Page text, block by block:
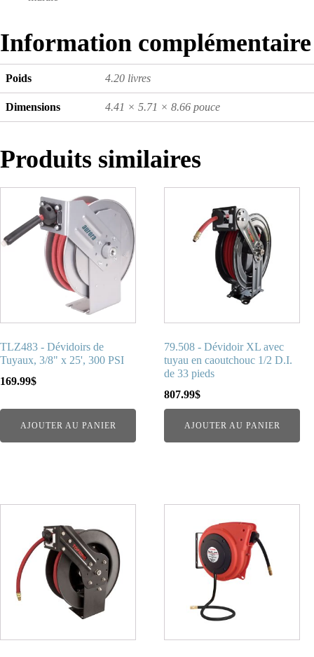
Information complémentaire
Poids 4.20 livres
Dimensions 4.41 × 5.71 × 8.66 pouce
Produits similaires
TLZ483 - Dévidoirs de
Tuyaux, 3/8" x 25', 300 PSI
169.99$
AJOUTER AU PANIER
79.508 - Dévidoir XL avec
tuyau en caoutchouc 1/2 D.I.
de 33 pieds
807.99$
AJOUTER AU PANIER